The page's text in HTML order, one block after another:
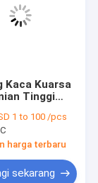
Kaca Kuarsa
Tinggi
1 to 100 /pcs
harga terbaru
sekarang